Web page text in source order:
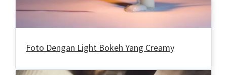
Foto Dengan Light Bokeh Yang Creamy